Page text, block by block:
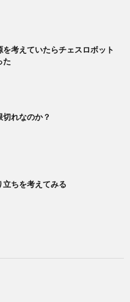
考えていたらチェスロボット
た
れなのか？
立ちを考えてみる